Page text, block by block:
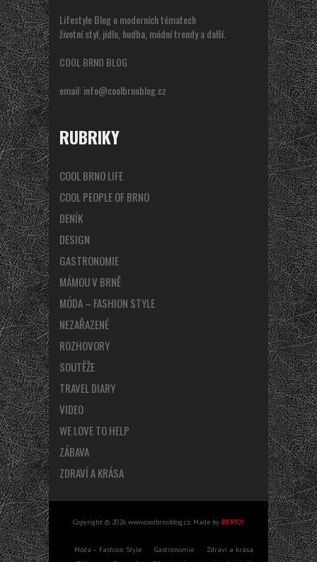
Lifestyle Blog o moderních tématech
životní styl, jídlo, hudba, módní trendy a další.
COOL BRNO BLOG
email:info@coolbrnoblog.cz
RUBRIKY
COOL BRNO LIFE
COOL PEOPLE OF BRNO
DENÍK
DESIGN
GASTRONOMIE
MÁMOU V BRNĚ
MÓDA – FASHION STYLE
NEZAŘAZENÉ
ROZHOVORY
SOUTĚŽE
TRAVEL DIARY
VIDEO
WE LOVE TO HELP
ZÁBAVA
ZDRAVÍ A KRÁSA
Copyright © 2026 www.coolbrnoblog.cz. Made by BERTO!.
Móda – Fashion Style Gastronomie
Zdraví a krása